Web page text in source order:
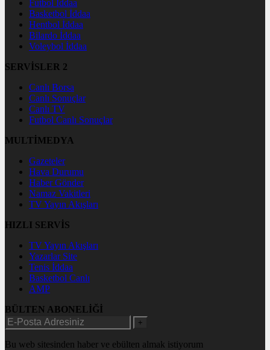
Futbol İddaa
Basketbol İddaa
Hentbol İddaa
Bilardo İddaa
Voleybol İddaa
SERVİSLER 2
Canlı Borsa
Canlı Sonuçlar
Canlı TV
Futbol Canlı Sonuçlar
MULTİMEDYA
Gazeteler
Hava Durumu
Haber Gönder
Namaz Vakitleri
TV Yayın Akışları
HIZLI SERVİS
TV Yayın Akışları
Yazarlar Site
Tenis İddaa
Basketbol Canlı
AMP
BÜLTEN ABONELİĞİ
+
Bu web sitesinden haber ve ebülten almak istiyorum